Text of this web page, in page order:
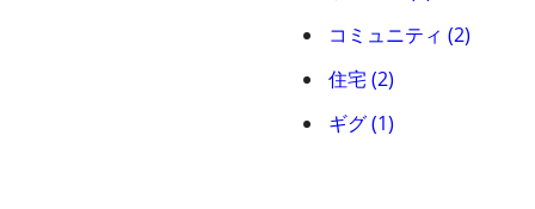
コミュニティ (2)
住宅 (2)
ギグ (1)